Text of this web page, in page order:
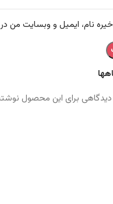
برای این محصول
نام، ایمیل و وبسایت من